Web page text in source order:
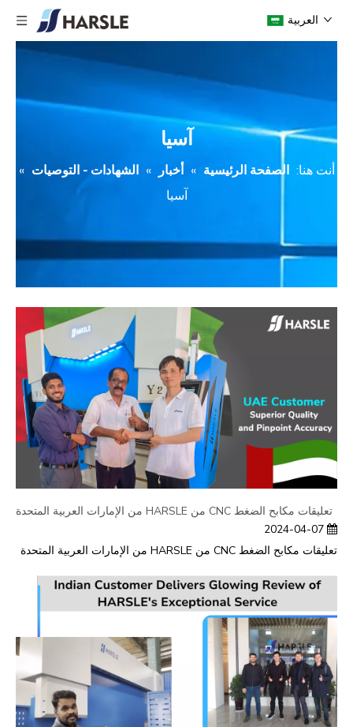
العربية
آسيا
أنت هنا: الصفحة الرئيسية » أخبار » الشهادات - التوصيات »
آسيا
تعليقات مكابح الضغط CNC من HARSLE من الإمارات العربية المتحدة
تعليقات مكابح الضغط CNC من HARSLE من الإمارات العربية المتحدة